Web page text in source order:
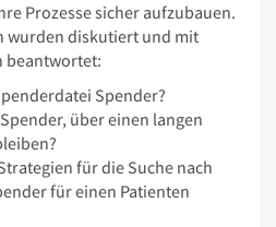
Prozesse sicher aufzubauen.
wurden diskutiert und mit
beantwortet:
Spender?
über einen langen
für die Suche nach
für einen Patienten